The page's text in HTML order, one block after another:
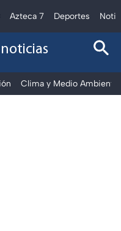
Azteca 7 Deportes
noticias
Clima y Medio Ambiente